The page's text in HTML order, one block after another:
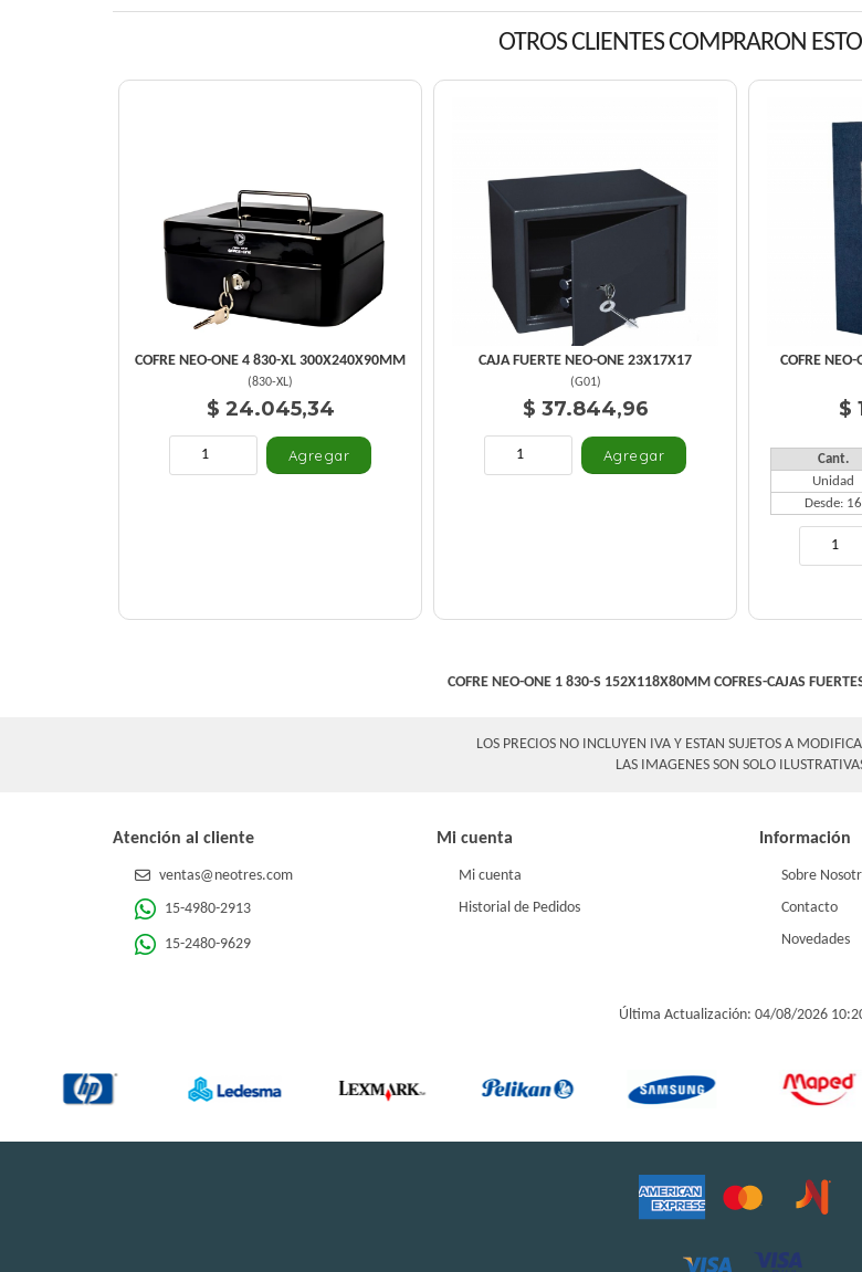
OTROS CLIENTES COMPRARON
COFRE NEO-ONE 4 830-XL 300X240X90MM
(830-XL)
$ 24.045,34
CAJA FUERTE NEO-ONE 23X17X17
(G01)
$ 37.844,96
COFRE
$
Cant.
Unidad
Desde: 16
COFRE NEO-ONE 1 830-S 152X118X80MM COFRES-CAJAS
LOS PRECIOS NO INCLUYEN IVA Y ESTAN SUJETOS A
LAS IMAGENES SON SOLO
Atención al cliente
ventas@neotres.com
15-4980-2913
15-2480-9629
Mi cuenta
Mi cuenta
Historial de Pedidos
Información
Sobre
Contacto
Novedades
Última Actualización: 04/08/2026